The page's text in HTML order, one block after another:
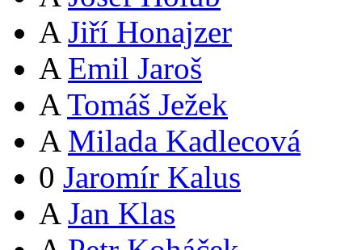
A Jiří Honajzer
A Emil Jaroš
A Tomáš Ježek
A Milada Kadlecová
0 Jaromír Kalus
A Jan Klas